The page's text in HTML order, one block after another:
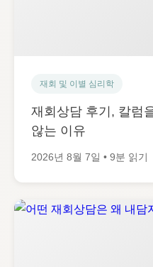
재회 및 이별 심리학
재회상담 후기, 칼럼
않는 이유
2026년 8월 7일 • 9분 읽기